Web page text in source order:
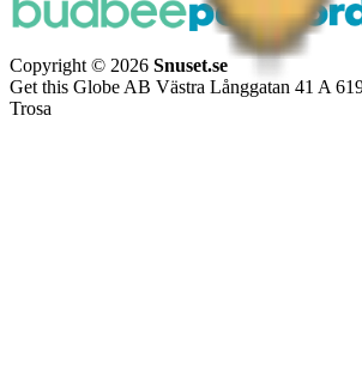
Copyright © 2026 Snuset.se
Get this Globe AB Västra Långgatan 41 A
Trosa